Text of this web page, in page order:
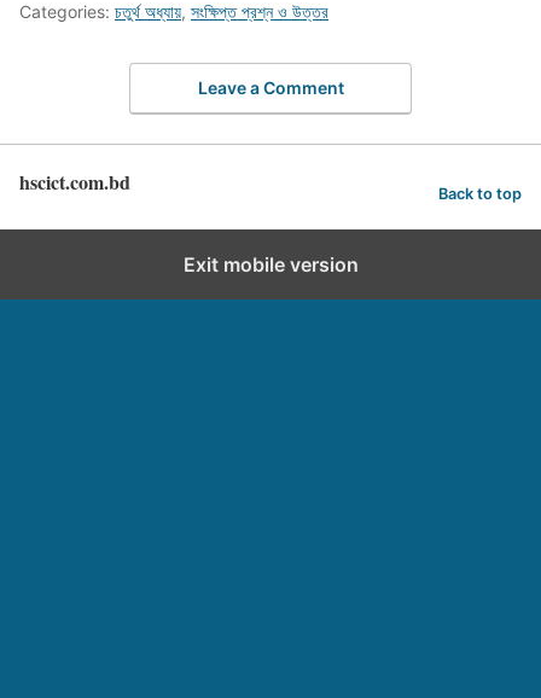
Categories: চতুর্থ অধ্যায়, সংক্ষিপ্ত প্রশ্ন ও উত্তর
Leave a Comment
hscict.com.bd Back to top
Exit mobile version